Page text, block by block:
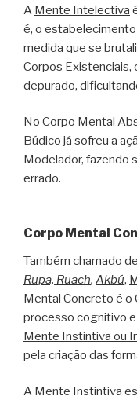
A Mente Intelectiva
é, o
medida que se
Corpos Existenciais,
depurado,
No Corpo Mental
Búdico já sofreu a
Modelador, fazendo
errado.
Corpo Mental
Também chamado de
Rupa, Ruach, Akbú,
Mental Concreto é o
processo cognitivo e
Mente Instintiva ou
pela criação das
A Mente Instintiva